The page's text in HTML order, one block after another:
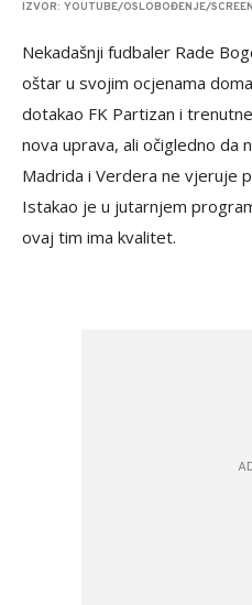
IZVOR: YOUTUBE/OSLOBOĐENJE/
Nekadašnji fudbaler Rade
oštar u svojim ocjenama
dotakao FK Partizan i
nova uprava, ali očigledno da
Madrida i Verdera ne vjeruje
Istakao je u jutarnjem
ovaj tim ima kvalitet.